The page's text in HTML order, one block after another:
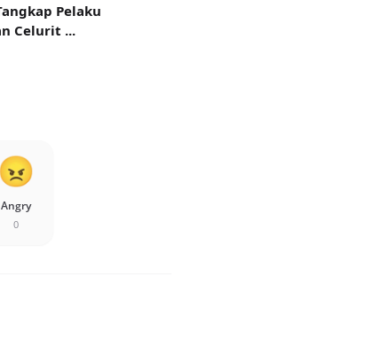
Pelaku
Celurit ...
Angry
0